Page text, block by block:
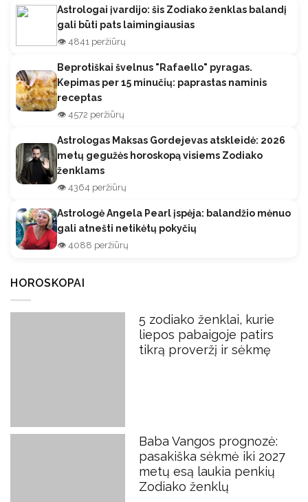
Astrologai įvardijo: šis Zodiako ženklas balandį
gali būti pats laimingiausias
👁️ 4841 peržiūrų
Beprotiškai švelnus "Rafaello" pyragas.
Kepimas per 15 minučių: paprastas naminis
receptas
👁️ 4572 peržiūrų
Astrologas Maksas Gordejevas atskleidė: 2026
metų gegužės horoskopą visiems Zodiako
ženklams
👁️ 4364 peržiūrų
Astrologė Angela Pearl įspėja: balandžio mėnuo
gali atnešti netikėtų pokyčių
👁️ 4088 peržiūrų
HOROSKOPAI
5 zodiako ženklai, kurie
liepos pabaigoje patirs
tikrą proveržį ir sėkmę
Baba Vangos prognozė:
pasakiška sėkmė iki 2027
metų esą laukia penkių
Zodiako ženklų